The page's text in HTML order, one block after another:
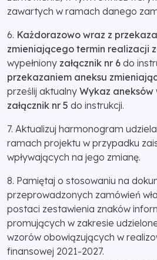
zawartych w ramach danego
6. Każdorazowo wraz z
zmieniającego termin realizacji
wypełniony załącznik nr 6 do
przekazaniem aneksu
prześlij aktualny Wykaz
załącznik nr 5 do instrukcji.
7. Aktualizuj harmonogram
ramach projektu w przypadku
wpływających na jego zmianę.
8. Pamiętaj o stosowaniu na
przeprowadzonych zamówień
postaci zestawienia znaków
promujących w zakresie
wzorów obowiązujących w
finansowej 2021-2027.